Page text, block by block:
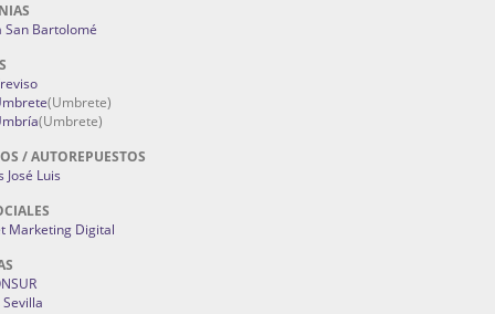
San Bartolomé
(Umbrete)
(Umbrete)
/ AUTOREPUESTOS
José Luis
Marketing Digital